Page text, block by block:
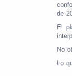
de
El
No
Lo